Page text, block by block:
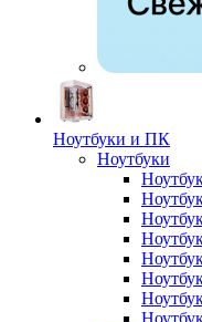
Ноутбуки и ПК
Ноутбуки